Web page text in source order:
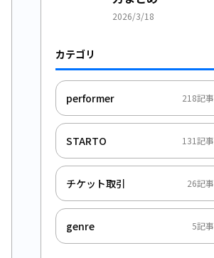
2026/3/18
カテゴリ
performer 218記事
STARTO 131記事
チケット取引 26記事
genre 5記事